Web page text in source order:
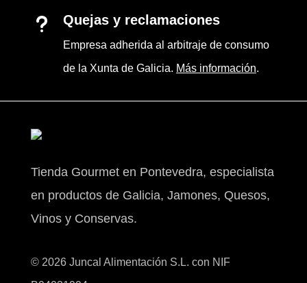
u Quejas y reclamaciones
Empresa adherida al arbitraje de consumo
de la Xunta de Galicia. Más información.
Tienda Gourmet en Pontevedra, especialista
en productos de Galicia, Jamones, Quesos,
Vinos y Conservas.
© 2026 Juncal Alimentación S.L. con NIF